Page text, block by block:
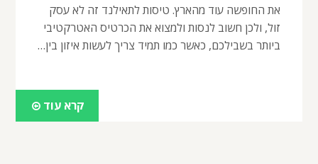
את החופשה עוד מהארץ. טיסות לתאילנד זה לא עסק
זול, ולכן חשוב לנסות ולמצוא את הכרטיס האטרקטיבי
ביותר בשבילכם, כאשר כמו תמיד צריך לעשות איזון בין…
קרא עוד